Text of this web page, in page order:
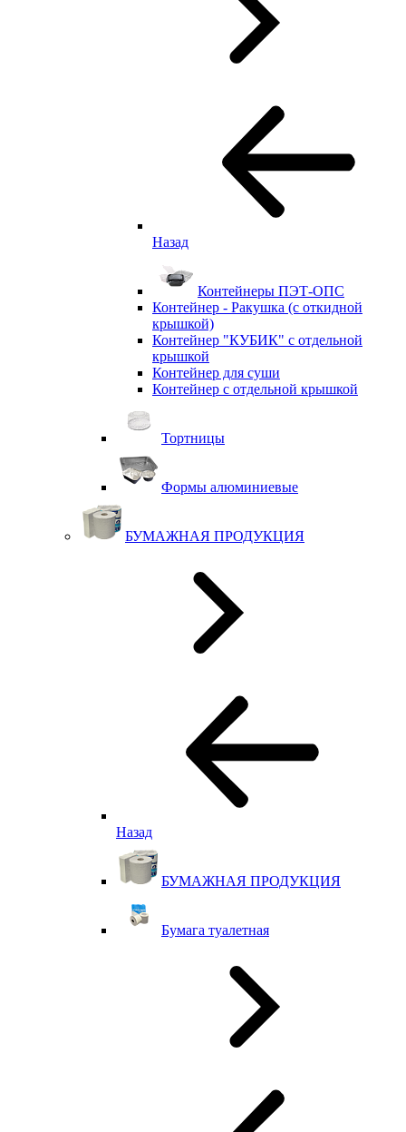
Назад
Контейнеры ПЭТ-ОПС
Контейнер - Ракушка (с откидной
крышкой)
Контейнер "КУБИК" с отдельной
крышкой
Контейнер для суши
Контейнер с отдельной крышкой
Тортницы
Формы алюминиевые
БУМАЖНАЯ ПРОДУКЦИЯ
Назад
БУМАЖНАЯ ПРОДУКЦИЯ
Бумага туалетная